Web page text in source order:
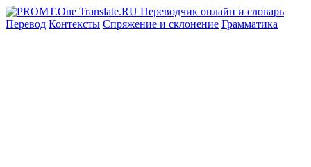
Перевод Контексты Спряжение и склонение Грамматика